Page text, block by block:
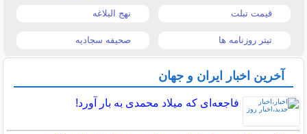
قیمت تبلت نهج البلاغه
تیتر روزنامه ها صحیفه سجادیه
آخرین اخبار ایران و جهان
فاجعه‌ای که میلاد محمدی به بار آورد!